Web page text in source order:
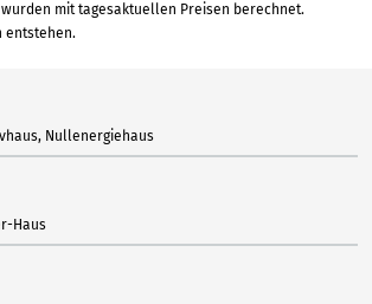
mit tagesaktuellen Preisen berechnet.
entstehen.
Nullenergiehaus
Haus